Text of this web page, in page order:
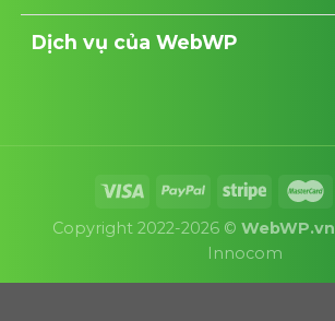
Dịch vụ của WebWP
Copyright 2022-2026 © WebWP.vn
Innocom